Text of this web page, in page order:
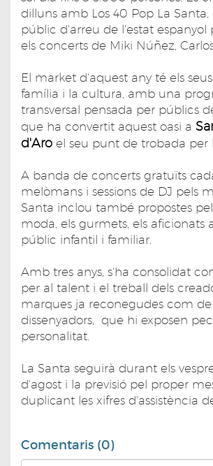
dilluns amb Los 40 Pop La
públic d'arreu de l'estat
els concerts de Miki Núñez,
El market d'aquest any té els
família i la cultura, amb una
transversal pensada per públics
que ha convertit aquest oasi a
d'Aro el seu punt de trobada per
A banda de concerts gratuïts
melòmans i sessions de DJ pels
Santa inclou també propostes
moda, els gurmets, els aficionats
públic infantil i familiar.
Amb tres anys, s'ha consolidat
per al talent i el treball dels
marques ja reconegudes com
dissenyadors, que hi exposen
personalitat.
La Santa seguirà durant els
d'agost i la previsió pel proper
duplicant les xifres d'assistència
Comentaris (0)